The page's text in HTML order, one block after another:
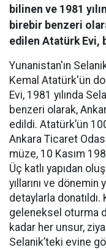
bilinen ve 1981
birebir benzeri
edilen Atatürk Evi,
Yunanistan'ın
Kemal Atatürk'ün
Evi, 1981 yılında
benzeri olarak,
edildi. Atatürk’ün
Ankara Ticaret
müze, 10 Kasım
Üç katlı yapıdan
yıllarını ve
detaylarla
geleneksel oturma
kadar her unsur,
Selanik’teki evine